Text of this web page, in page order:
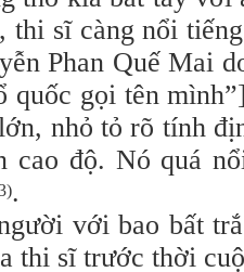
thi sĩ càng nổi
Phan Quế Mai
quốc gọi tên
nhỏ tỏ rõ tính
cao độ. Nó quá
.
với bao bất
thi sĩ trước thời